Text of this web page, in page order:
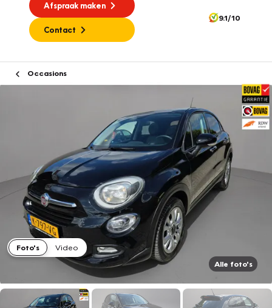
Afspraak maken
Contact
9.1/10
Occasions
Foto's
Video
Alle foto's